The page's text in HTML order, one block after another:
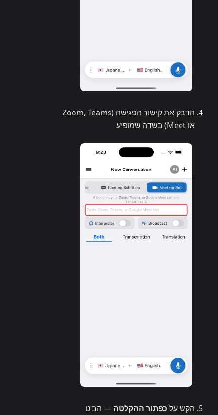
הדבק את קישור הפגישה (Zoom, Teams
או Meet) בשדה שמופיע
הקש על כפתור ההקלטה — הבוט